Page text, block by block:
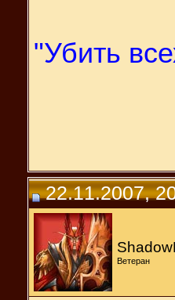
"Убить
22.11.2007,
Ветеран